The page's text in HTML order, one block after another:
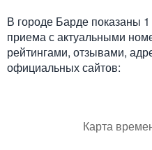
В городе Барде показаны
приема с актуальными
рейтингами, отзывами,
официальных сайтов:
Карта